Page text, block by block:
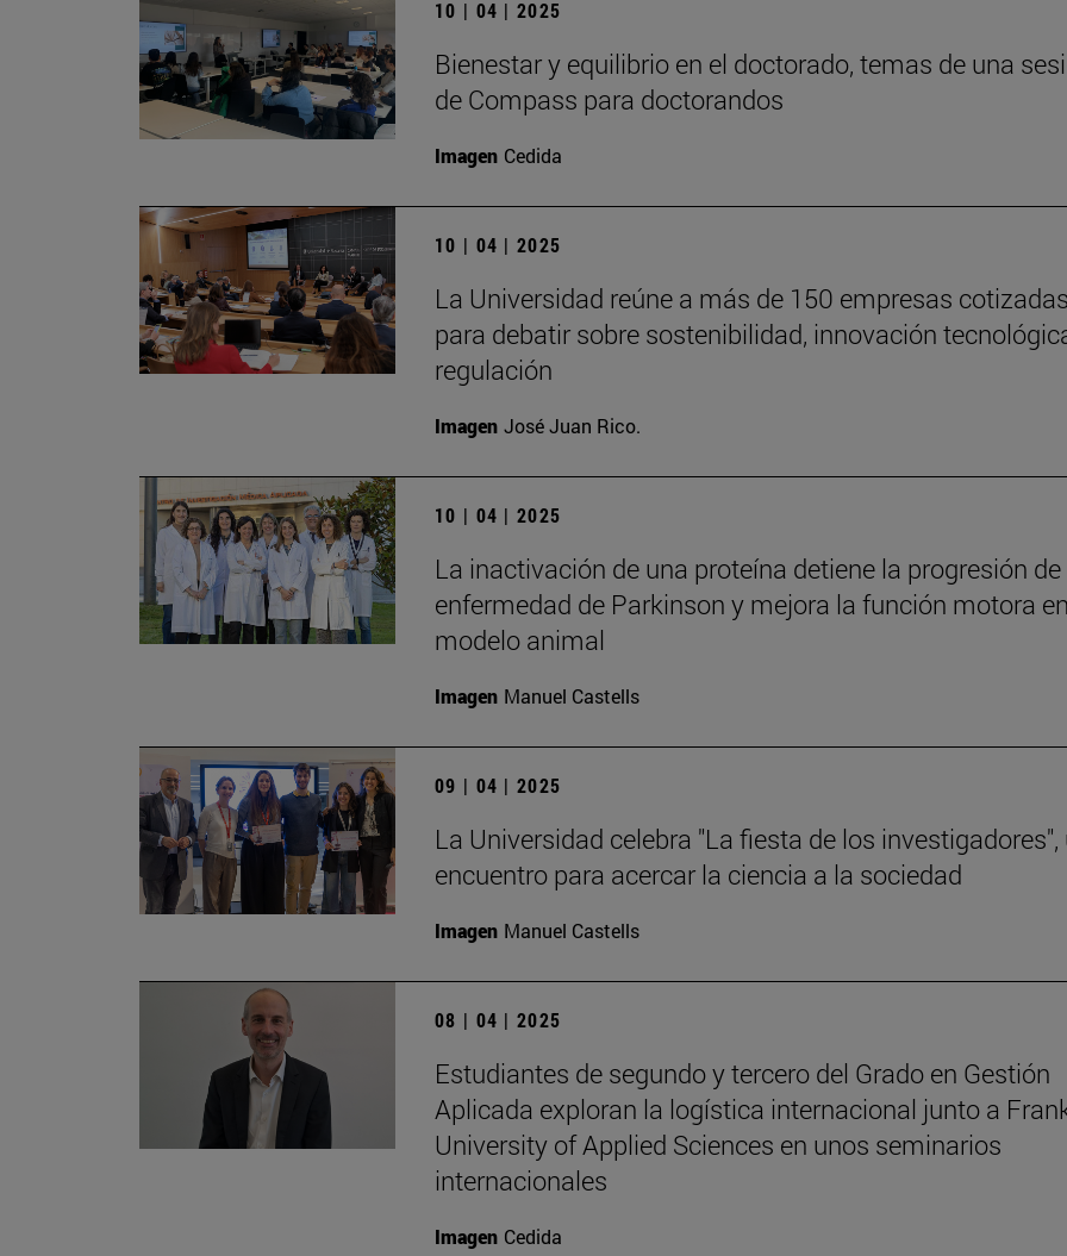
10 | 04 | 2025
Bienestar y equilibrio en el doctorado, temas de una
de Compass para doctorandos
Imagen Cedida
10 | 04 | 2025
La Universidad reúne a más de 150 empresas
para debatir sobre sostenibilidad, innovación
regulación
Imagen José Juan Rico.
10 | 04 | 2025
La inactivación de una proteína detiene la progresión de
enfermedad de Parkinson y mejora la función motora
modelo animal
Imagen Manuel Castells
09 | 04 | 2025
La Universidad celebra "La fiesta de los investigadores",
encuentro para acercar la ciencia a la sociedad
Imagen Manuel Castells
08 | 04 | 2025
Estudiantes de segundo y tercero del Grado en Gestión
Aplicada exploran la logística internacional junto a
University of Applied Sciences en unos seminarios
internacionales
Imagen Cedida